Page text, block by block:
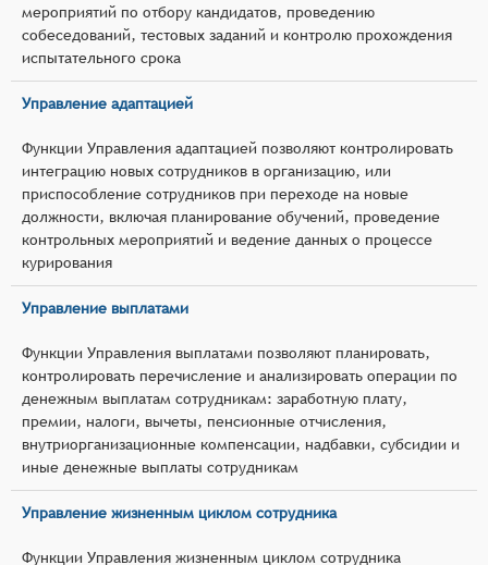
мероприятий по отбору кандидатов, проведению
собеседований, тестовых заданий и контролю прохождения
испытательного срока
Управление адаптацией
Функции Управления адаптацией позволяют контролировать
интеграцию новых сотрудников в организацию, или
приспособление сотрудников при переходе на новые
должности, включая планирование обучений, проведение
контрольных мероприятий и ведение данных о процессе
курирования
Управление выплатами
Функции Управления выплатами позволяют планировать,
контролировать перечисление и анализировать операции по
денежным выплатам сотрудникам: заработную плату,
премии, налоги, вычеты, пенсионные отчисления,
внутриорганизационные компенсации, надбавки, субсидии и
иные денежные выплаты сотрудникам
Управление жизненным циклом сотрудника
Функции Управления жизненным циклом сотрудника